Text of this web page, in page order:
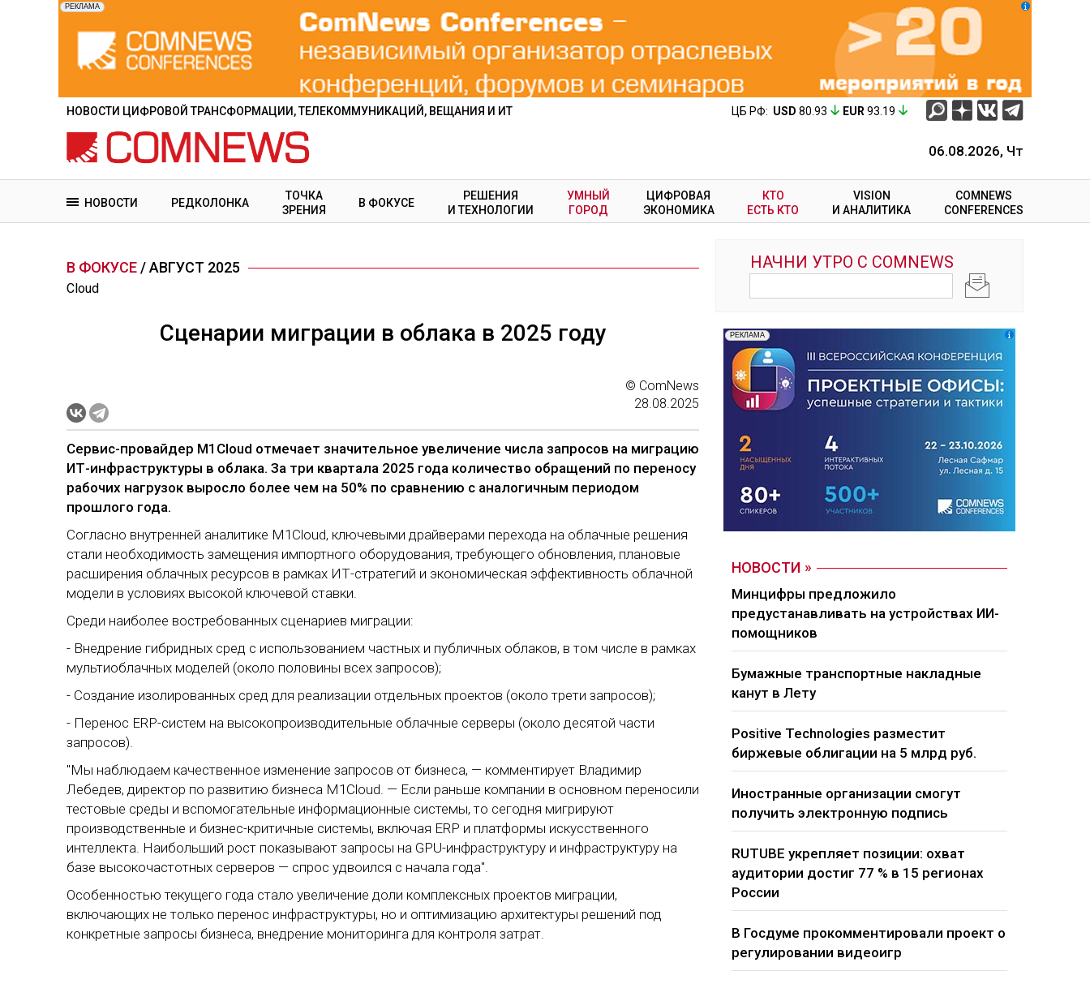
содержанию
НОВОСТИ ЦИФРОВОЙ ТРАНСФОРМАЦИИ, ТЕЛЕКОММУНИКАЦИЙ, ВЕЩАНИЯ И ИТ ЦБ РФ: USD 80.93 EUR 93.19
06.08.2026, Чт
НОВОСТИ РЕДКОЛОНКА
ТОЧКА
ЗРЕНИЯ
В ФОКУСЕ
РЕШЕНИЯ
И ТЕХНОЛОГИИ
УМНЫЙ
ГОРОД
ЦИФРОВАЯ
ЭКОНОМИКА
КТО
ЕСТЬ КТО
VISION
И АНАЛИТИКА
COMNEWS
CONFERENCES
В ФОКУСЕ / АВГУСТ 2025
Cloud
Сценарии миграции в облака в 2025 году
© ComNews
28.08.2025
Сервис-провайдер M1Cloud отмечает значительное увеличение числа запросов на миграцию
ИТ-инфраструктуры в облака. За три квартала 2025 года количество обращений по переносу
рабочих нагрузок выросло более чем на 50% по сравнению с аналогичным периодом
прошлого года.
Согласно внутренней аналитике M1Cloud, ключевыми драйверами перехода на облачные решения
стали необходимость замещения импортного оборудования, требующего обновления, плановые
расширения облачных ресурсов в рамках ИТ-стратегий и экономическая эффективность облачной
модели в условиях высокой ключевой ставки.
Среди наиболее востребованных сценариев миграции:
- Внедрение гибридных сред с использованием частных и публичных облаков, в том числе в рамках
мультиоблачных моделей (около половины всех запросов);
- Создание изолированных сред для реализации отдельных проектов (около трети запросов);
- Перенос ERP-систем на высокопроизводительные облачные серверы (около десятой части
запросов).
"Мы наблюдаем качественное изменение запросов от бизнеса, — комментирует Владимир
Лебедев, директор по развитию бизнеса M1Cloud. — Если раньше компании в основном переносили
тестовые среды и вспомогательные информационные системы, то сегодня мигрируют
производственные и бизнес-критичные системы, включая ERP и платформы искусственного
интеллекта. Наибольший рост показывают запросы на GPU-инфраструктуру и инфраструктуру на
базе высокочастотных серверов — спрос удвоился с начала года".
Особенностью текущего года стало увеличение доли комплексных проектов миграции,
включающих не только перенос инфраструктуры, но и оптимизацию архитектуры решений под
конкретные запросы бизнеса, внедрение мониторинга для контроля затрат.
НОВОСТИ
Минцифры предложило
предустанавливать на устройствах ИИ-
помощников
Бумажные транспортные накладные
канут в Лету
Positive Technologies разместит
биржевые облигации на 5 млрд руб.
Иностранные организации смогут
получить электронную подпись
RUTUBE укрепляет позиции: охват
аудитории достиг 77 % в 15 регионах
России
В Госдуме прокомментировали проект о
регулировании видеоигр